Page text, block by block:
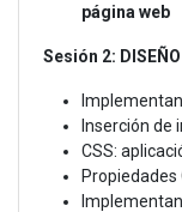
página web
Sesión 2:
Inserción de
CSS:
Propiedades